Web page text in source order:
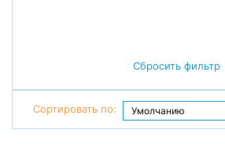
Сбросить фильтр
Сортировать по: